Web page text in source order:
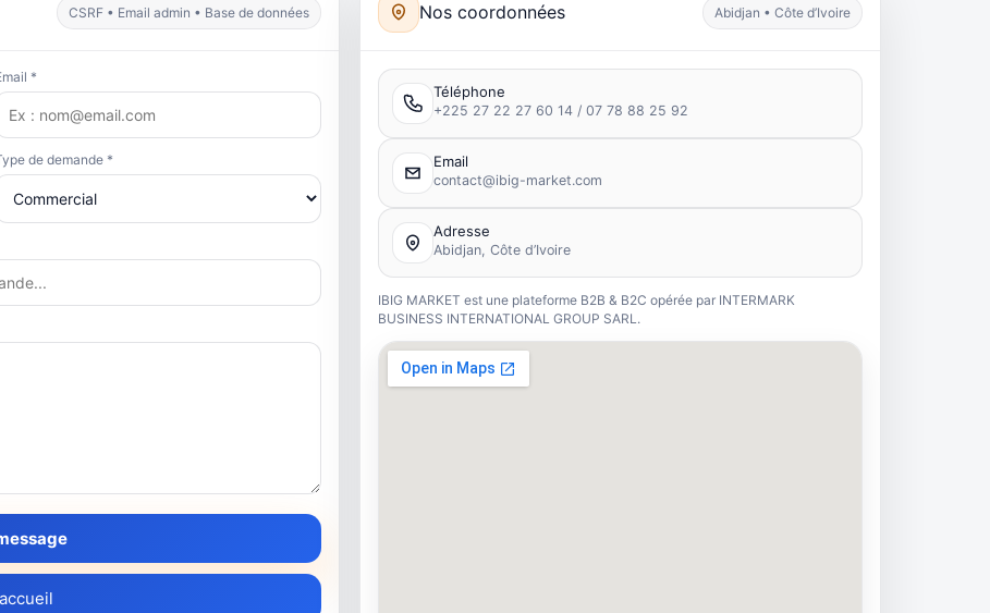
CSRF • Email admin • Base de données
*
de demande *
Nos coordonnées Abidjan • Côte d’Ivoire
Téléphone
+225 27 22 27 60 14 / 07 78 88 25 92
Email
contact@ibig-market.com
Adresse
Abidjan, Côte d’Ivoire
IBIG MARKET est une plateforme B2B & B2C opérée par INTERMARK
BUSINESS INTERNATIONAL GROUP SARL.